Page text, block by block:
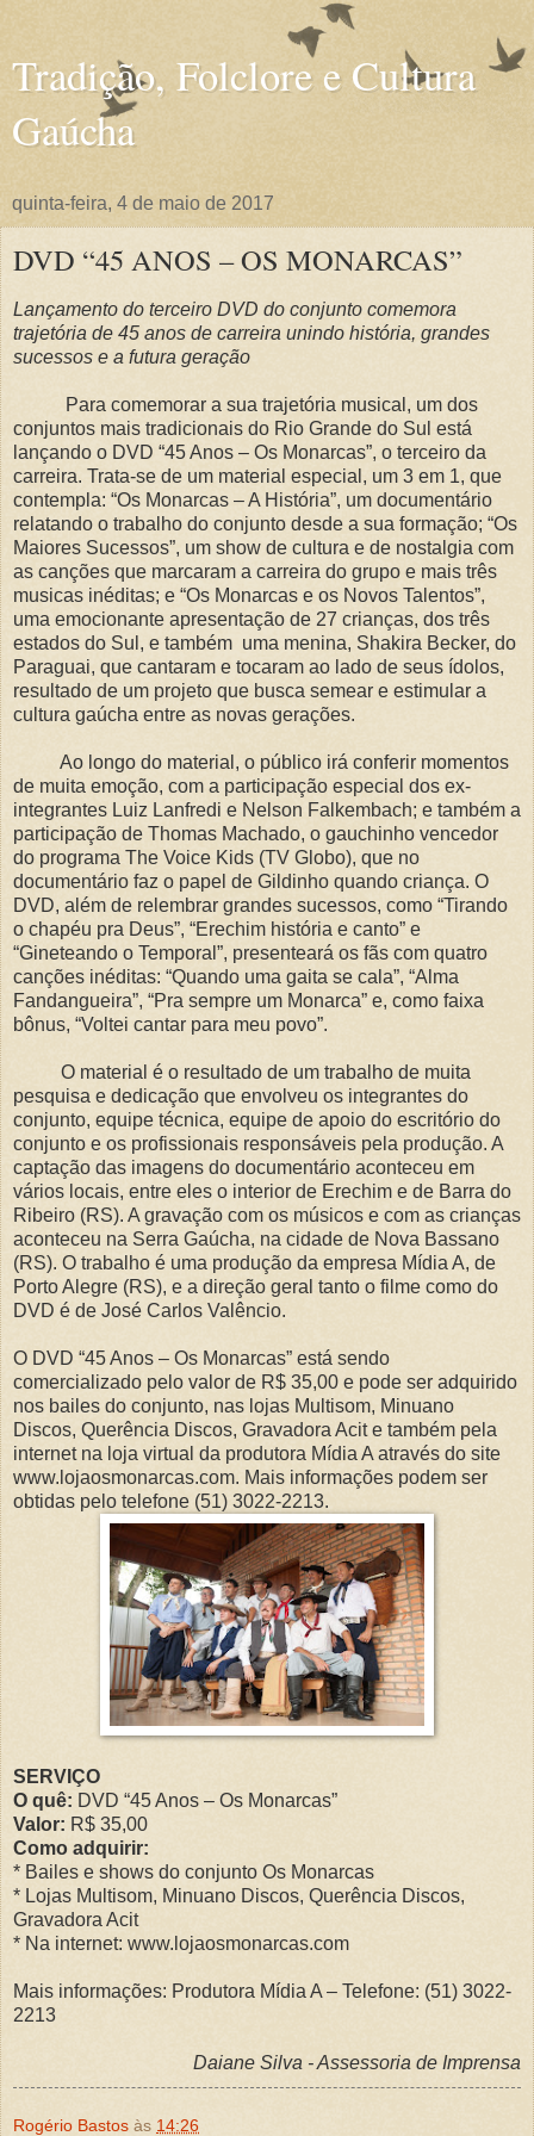
Tradição, Folclore e Cultura
Gaúcha
quinta-feira, 4 de maio de 2017
DVD “45 ANOS – OS MONARCAS”
Lançamento do terceiro DVD do conjunto comemora
trajetória de 45 anos de carreira unindo história, grandes
sucessos e a futura geração
Para comemorar a sua trajetória musical, um dos
conjuntos mais tradicionais do Rio Grande do Sul está
lançando o DVD “45 Anos – Os Monarcas”, o terceiro da
carreira. Trata-se de um material especial, um 3 em 1, que
contempla: “Os Monarcas – A História”, um documentário
relatando o trabalho do conjunto desde a sua formação; “Os
Maiores Sucessos”, um show de cultura e de nostalgia com
as canções que marcaram a carreira do grupo e mais três
musicas inéditas; e “Os Monarcas e os Novos Talentos”,
uma emocionante apresentação de 27 crianças, dos três
estados do Sul, e também uma menina, Shakira Becker, do
Paraguai, que cantaram e tocaram ao lado de seus ídolos,
resultado de um projeto que busca semear e estimular a
cultura gaúcha entre as novas gerações.
Ao longo do material, o público irá conferir momentos
de muita emoção, com a participação especial dos ex-
integrantes Luiz Lanfredi e Nelson Falkembach; e também a
participação de Thomas Machado, o gauchinho vencedor
do programa The Voice Kids (TV Globo), que no
documentário faz o papel de Gildinho quando criança. O
DVD, além de relembrar grandes sucessos, como “Tirando
o chapéu pra Deus”, “Erechim história e canto” e
“Gineteando o Temporal”, presenteará os fãs com quatro
canções inéditas: “Quando uma gaita se cala”, “Alma
Fandangueira”, “Pra sempre um Monarca” e, como faixa
bônus, “Voltei cantar para meu povo”.
O material é o resultado de um trabalho de muita
pesquisa e dedicação que envolveu os integrantes do
conjunto, equipe técnica, equipe de apoio do escritório do
conjunto e os profissionais responsáveis pela produção. A
captação das imagens do documentário aconteceu em
vários locais, entre eles o interior de Erechim e de Barra do
Ribeiro (RS). A gravação com os músicos e com as crianças
aconteceu na Serra Gaúcha, na cidade de Nova Bassano
(RS). O trabalho é uma produção da empresa Mídia A, de
Porto Alegre (RS), e a direção geral tanto o filme como do
DVD é de José Carlos Valêncio.
O DVD “45 Anos – Os Monarcas” está sendo
comercializado pelo valor de R$ 35,00 e pode ser adquirido
nos bailes do conjunto, nas lojas Multisom, Minuano
Discos, Querência Discos, Gravadora Acit e também pela
internet na loja virtual da produtora Mídia A através do site
www.lojaosmonarcas.com. Mais informações podem ser
obtidas pelo telefone (51) 3022-2213.
SERVIÇO
O quê: DVD “45 Anos – Os Monarcas”
Valor: R$ 35,00
Como adquirir:
* Bailes e shows do conjunto Os Monarcas
* Lojas Multisom, Minuano Discos, Querência Discos,
Gravadora Acit
* Na internet: www.lojaosmonarcas.com
Mais informações: Produtora Mídia A – Telefone: (51) 3022-
2213
Daiane Silva - Assessoria de Imprensa
Rogério Bastos às 14:26